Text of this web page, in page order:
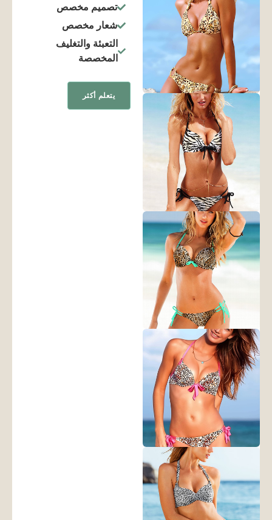
تصميم مخصص
شعار مخصص
التعبئة والتغليف
المخصصة
يتعلم أكثر